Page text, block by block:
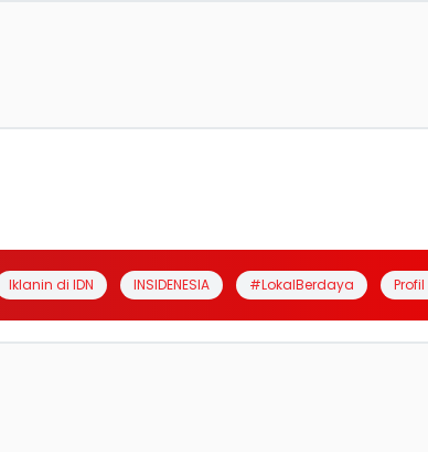
Iklanin di IDN INSIDENESIA #LokalBerdaya